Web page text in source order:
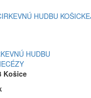
HUDBU
Košice